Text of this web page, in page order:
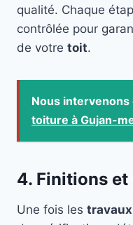
qualité. Chaque
contrôlée pour
de votre toit.
Nous intervenons
toiture à Gujan-
4. Finitions
Une fois les travaux